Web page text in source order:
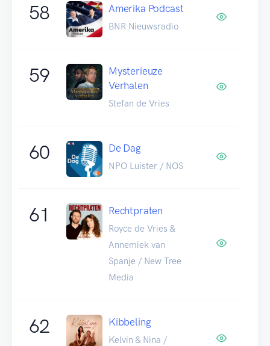
58 Amerika Podcast
BNR Nieuwsradio
59
Mysterieuze
Verhalen
Stefan de Vries
60 De Dag
NPO Luister / NOS
61 Rechtpraten
Royce de Vries &
Annemiek van
Spanje / New Tree
Media
62 Kibbeling
Kelvin & Nina /